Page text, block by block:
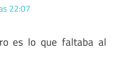
22:07
es lo que faltaba al